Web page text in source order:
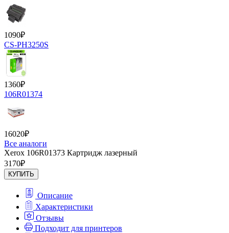
1090₽
CS-PH3250S
1360₽
106R01374
16020₽
Все аналоги
Xerox 106R01373 Картридж лазерный
3170₽
КУПИТЬ
Описание
Характеристики
Отзывы
Подходит для принтеров